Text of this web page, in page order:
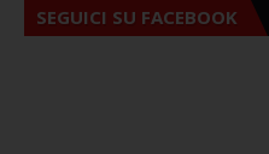
SEGUICI SU FACEBOOK